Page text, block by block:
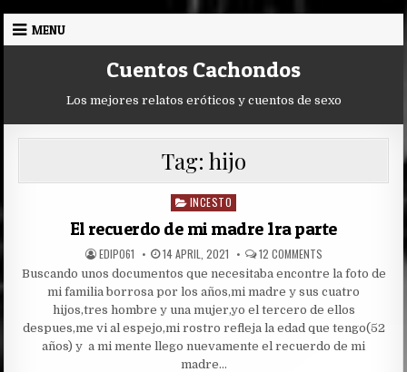
Skip
MENU
Cuentos Cachondos
Los mejores relatos eróticos y cuentos de sexo
Tag: hijo
Posted
in
INCESTO
El recuerdo de mi madre 1ra parte
AUTHOR:
EDIPO61 PUBLISHED
DATE:
14 APRIL, 2021 12 COMMENTSON
EL
RECUERDO
MI
MADRE
1RA
PARTE
Buscando unos documentos que necesitaba encontre la foto de
mi familia borrosa por los años,mi madre y sus cuatro
hijos,tres hombre y una mujer,yo el tercero de ellos
despues,me vi al espejo,mi rostro refleja la edad que tengo(52
años) y a mi mente llego nuevamente el recuerdo de mi
madre…